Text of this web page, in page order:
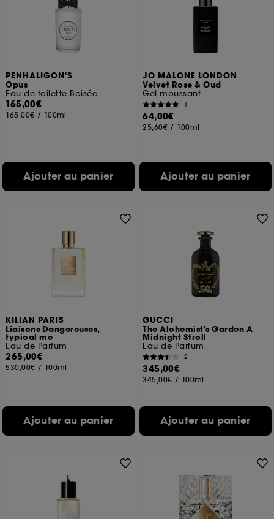
PENHALIGON'S
Opus
Eau de toilette Boisée
165,00€
165,00€ / 100ml
Ajouter au panier
JO MALONE LONDON
Velvet Rose & Oud
Gel moussant
1
64,00€
25,60€ / 100ml
Ajouter au panier
KILIAN PARIS
Liaisons Dangereuses,
typical me
Eau de Parfum
265,00€
530,00€ / 100ml
Ajouter au panier
GUCCI
The Alchemist's Garden A
Midnight Stroll
Eau de Parfum
2
345,00€
345,00€ / 100ml
Ajouter au panier